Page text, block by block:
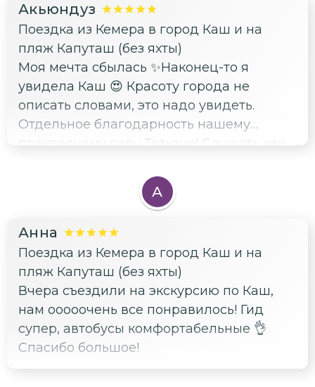
Акьюндуз
Поездка из Кемера в город Каш и на
пляж Капуташ (без яхты)
Моя мечта сбылась ✨Наконец-то я
увидела Каш 😍 Красоту города не
описать словами, это надо увидеть.
Отдельное благодарность нашему
прекрасному гиду Татьяне! Слушать как
удовольствие! 🫶Видно, что человек
очень любит свою работу ❤️Добрые
🚌 Мы с подругой остались очень
довольны! çok teşekkürler 🙏🏻
А
Анна
Поездка из Кемера в город Каш и на
пляж Капуташ (без яхты)
Вчера съездили на экскурсию по Каш,
нам ооооочень все понравилось! Гид
супер, автобусы комфортабельные 👌
Спасибо большое!